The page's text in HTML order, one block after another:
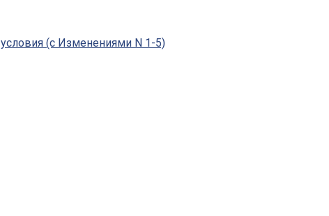
(с Изменениями N 1-5)